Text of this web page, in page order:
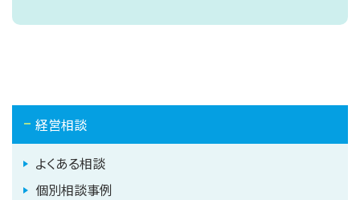
経営相談
よくある相談
個別相談事例